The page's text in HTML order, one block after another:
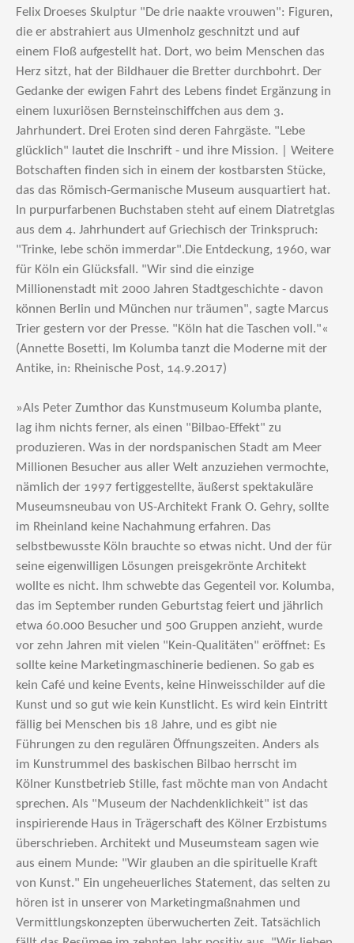
Felix Droeses Skulptur "De drie naakte vrouwen": Figuren,
die er abstrahiert aus Ulmenholz geschnitzt und auf
einem Floß aufgestellt hat. Dort, wo beim Menschen das
Herz sitzt, hat der Bildhauer die Bretter durchbohrt. Der
Gedanke der ewigen Fahrt des Lebens findet Ergänzung in
einem luxuriösen Bernsteinschiffchen aus dem 3.
Jahrhundert. Drei Eroten sind deren Fahrgäste. "Lebe
glücklich" lautet die Inschrift - und ihre Mission. | Weitere
Botschaften finden sich in einem der kostbarsten Stücke,
das das Römisch-Germanische Museum ausquartiert hat.
In purpurfarbenen Buchstaben steht auf einem Diatretglas
aus dem 4. Jahrhundert auf Griechisch der Trinkspruch:
"Trinke, lebe schön immerdar".Die Entdeckung, 1960, war
für Köln ein Glücksfall. "Wir sind die einzige
Millionenstadt mit 2000 Jahren Stadtgeschichte - davon
können Berlin und München nur träumen", sagte Marcus
Trier gestern vor der Presse. "Köln hat die Taschen voll."«
(Annette Bosetti, Im Kolumba tanzt die Moderne mit der
Antike, in: Rheinische Post, 14.9.2017)
»Als Peter Zumthor das Kunstmuseum Kolumba plante,
lag ihm nichts ferner, als einen "Bilbao-Effekt" zu
produzieren. Was in der nordspanischen Stadt am Meer
Millionen Besucher aus aller Welt anzuziehen vermochte,
nämlich der 1997 fertiggestellte, äußerst spektakuläre
Museumsneubau von US-Architekt Frank O. Gehry, sollte
im Rheinland keine Nachahmung erfahren. Das
selbstbewusste Köln brauchte so etwas nicht. Und der für
seine eigenwilligen Lösungen preisgekrönte Architekt
wollte es nicht. Ihm schwebte das Gegenteil vor. Kolumba,
das im September runden Geburtstag feiert und jährlich
etwa 60.000 Besucher und 500 Gruppen anzieht, wurde
vor zehn Jahren mit vielen "Kein-Qualitäten" eröffnet: Es
sollte keine Marketingmaschinerie bedienen. So gab es
kein Café und keine Events, keine Hinweisschilder auf die
Kunst und so gut wie kein Kunstlicht. Es wird kein Eintritt
fällig bei Menschen bis 18 Jahre, und es gibt nie
Führungen zu den regulären Öffnungszeiten. Anders als
im Kunstrummel des baskischen Bilbao herrscht im
Kölner Kunstbetrieb Stille, fast möchte man von Andacht
sprechen. Als "Museum der Nachdenklichkeit" ist das
inspirierende Haus in Trägerschaft des Kölner Erzbistums
überschrieben. Architekt und Museumsteam sagen wie
aus einem Munde: "Wir glauben an die spirituelle Kraft
von Kunst." Ein ungeheuerliches Statement, das selten zu
hören ist in unserer von Marketingmaßnahmen und
Vermittlungskonzepten überwucherten Zeit. Tatsächlich